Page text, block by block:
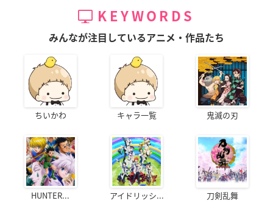
KEYWORDS
みんなが注目しているアニメ・作品たち
ちいかわ キャラ一覧 鬼滅の刃
HUNTER... アイドリッシ... 刀剣乱舞